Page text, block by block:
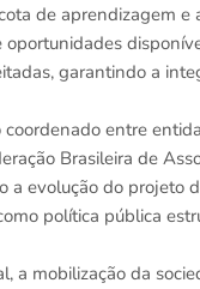
de aprendizagem
garantindo a
entre
Brasileira de
a evolução do projeto
política pública
a mobilização da